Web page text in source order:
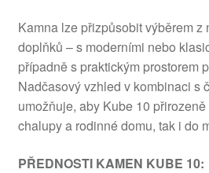
Kamna lze přizpůsobit výběrem z
doplňků – s moderními nebo
případně s praktickým prostorem
Nadčasový vzhled v kombinaci s
umožňuje, aby Kube 10
chalupy a rodinné domu, tak i do
PŘEDNOSTI KAMEN KUBE 10: